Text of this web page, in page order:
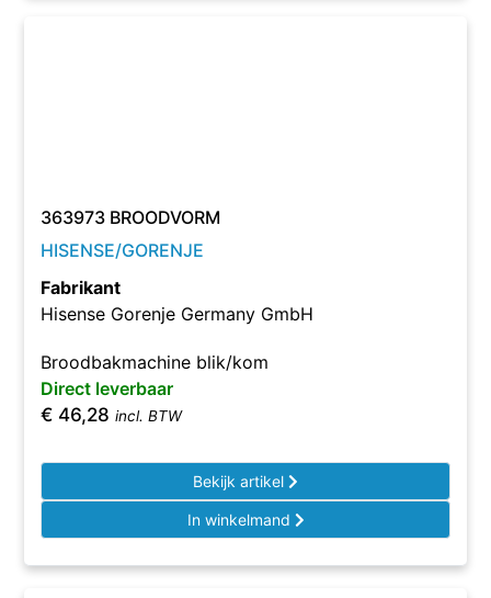
363973 BROODVORM
HISENSE/GORENJE
Fabrikant
Hisense Gorenje Germany GmbH
Broodbakmachine blik/kom
Direct leverbaar
€ 46,28 incl. BTW
Bekijk artikel
In winkelmand